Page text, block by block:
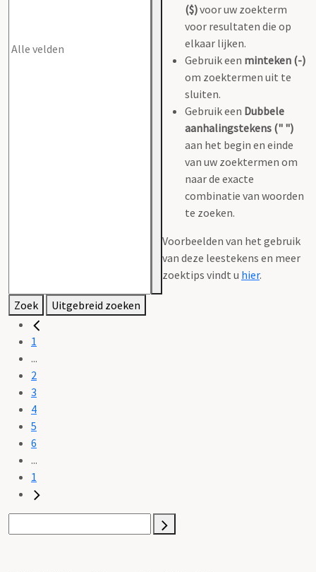
($)voor uw zoekterm
voor resultaten die op
elkaar lijken.
Gebruik een minteken (-)
om zoektermen uit te
sluiten.
Gebruik een Dubbele
aanhalingstekens (" ")
aan het begin en einde
van uw zoektermen om
naar de exacte
combinatie van woorden
te zoeken.
Voorbeelden van het gebruik
van deze leestekens en meer
zoektips vindt u hier.
Zoek Uitgebreid zoeken
1
...
2
3
4
5
6
...
1